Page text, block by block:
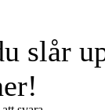
slår